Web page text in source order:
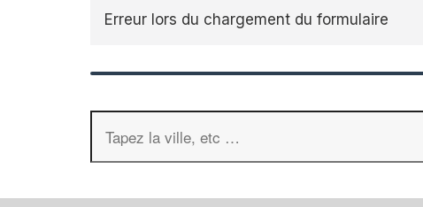
Erreur lors du chargement du formulaire